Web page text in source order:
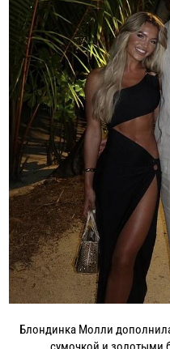
Блондинка Молли